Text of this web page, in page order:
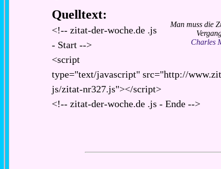
Man muss die
Charles
Quelltext:
<!-- zitat-der-woche.de .js
- Start -->
<script
type="text/javascript" src="http://
js/zitat-nr327.js"></script>
<!-- zitat-der-woche.de .js - Ende -->